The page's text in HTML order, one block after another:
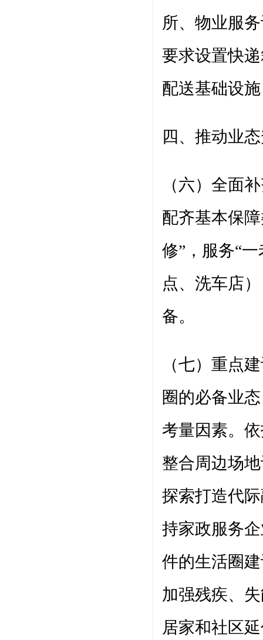
所、物业服
要求设置快
配送基础设
四、推动业
（六）全面
配齐基本保
修”，服务“
点、洗车店
备。
（七）重点
圈的必备业
考量因素。
整合周边场
探索打造代
持家政服务
件的生活圈
加强残疾、
居家和社区